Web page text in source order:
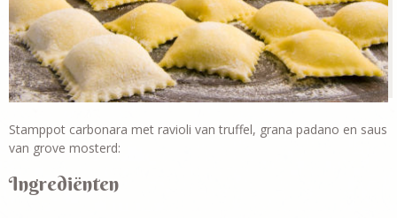
Stamppot carbonara met ravioli van truffel, grana padano en saus
van grove mosterd:
Ingrediënten